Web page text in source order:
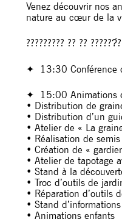
Venez découvrir nos
nature au cœur de la
????????? ?? ?? ??????́?
✦ 13:30 Conférence
✦ 15:00 Animations
• Distribution de
• Distribution d’un
• Atelier de « La
• Réalisation de semis
• Création de «
• Atelier de tapotage
• Stand à la
• Troc d’outils de
• Réparation d’outils
• Stand d’informations
• Animations enfants